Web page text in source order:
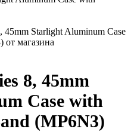
8, 45mm
Case with
(MP6N3)